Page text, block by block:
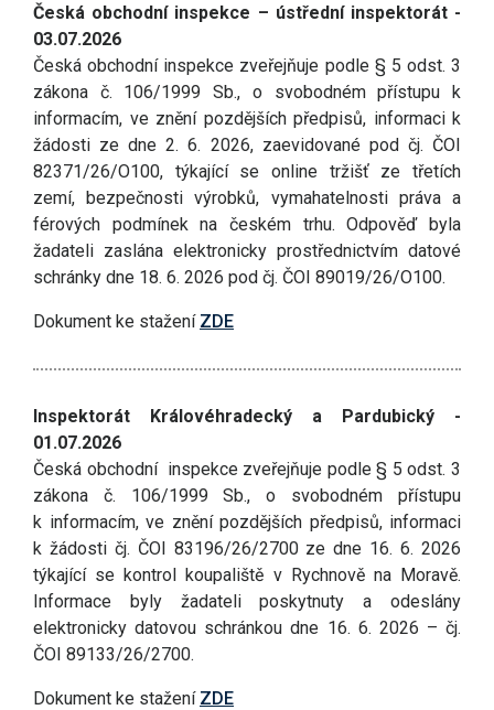
Česká obchodní inspekce – ústřední inspektorát -
03.07.2026
Česká obchodní inspekce zveřejňuje podle § 5 odst. 3
zákona č. 106/1999 Sb., o svobodném přístupu k
informacím, ve znění pozdějších předpisů, informaci k
žádosti ze dne 2. 6. 2026, zaevidované pod čj. ČOI
82371/26/O100, týkající se online tržišť ze třetích
zemí, bezpečnosti výrobků, vymahatelnosti práva a
férových podmínek na českém trhu. Odpověď byla
žadateli zaslána elektronicky prostřednictvím datové
schránky dne 18. 6. 2026 pod čj. ČOI 89019/26/O100.
Dokument ke stažení ZDE
Inspektorát Královéhradecký a Pardubický -
01.07.2026
Česká obchodní inspekce zveřejňuje podle § 5 odst. 3
zákona č. 106/1999 Sb., o svobodném přístupu
k informacím, ve znění pozdějších předpisů, informaci
k žádosti čj. ČOI 83196/26/2700 ze dne 16. 6. 2026
týkající se kontrol koupaliště v Rychnově na Moravě.
Informace byly žadateli poskytnuty a odeslány
elektronicky datovou schránkou dne 16. 6. 2026 – čj.
ČOI 89133/26/2700.
Dokument ke stažení ZDE